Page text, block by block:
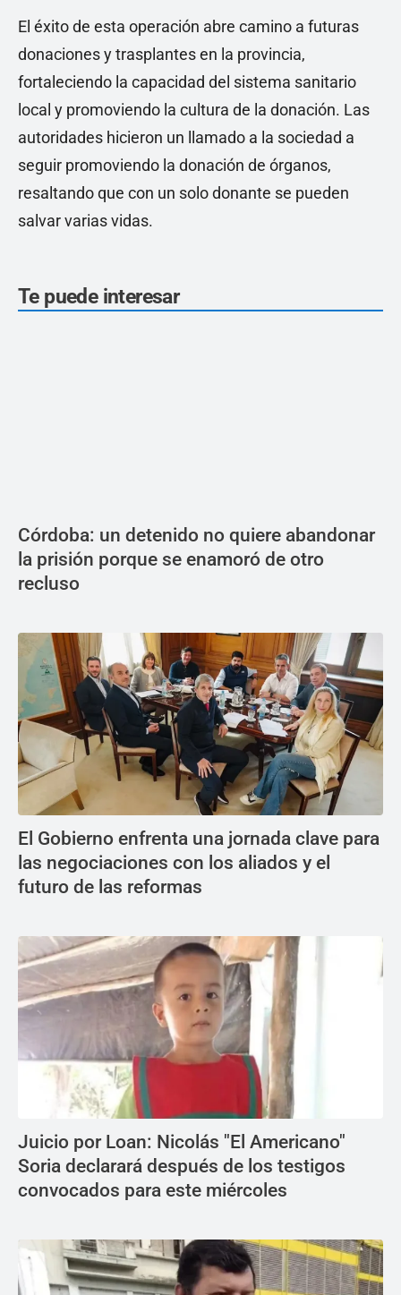
El éxito de esta operación abre camino a futuras
donaciones y trasplantes en la provincia,
fortaleciendo la capacidad del sistema sanitario
local y promoviendo la cultura de la donación. Las
autoridades hicieron un llamado a la sociedad a
seguir promoviendo la donación de órganos,
resaltando que con un solo donante se pueden
salvar varias vidas.
Te puede interesar
Córdoba: un detenido no quiere abandonar
la prisión porque se enamoró de otro
recluso
El Gobierno enfrenta una jornada clave para
las negociaciones con los aliados y el
futuro de las reformas
Juicio por Loan: Nicolás "El Americano"
Soria declarará después de los testigos
convocados para este miércoles